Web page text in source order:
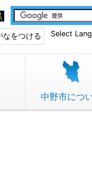
Select
なをつける
中野市につ